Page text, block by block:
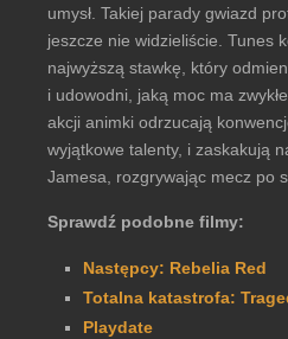
umysł. Takiej parady gwiazd
jeszcze nie widzieliście. Tunes
najwyższą stawkę, który
i udowodni, jaką moc ma
akcji animki odrzucają
wyjątkowe talenty, i zaskakują
Jamesa, rozgrywając mecz po
Sprawdź podobne filmy:
Następcy: Rebelia Red
Totalna katastrofa:
Playdate